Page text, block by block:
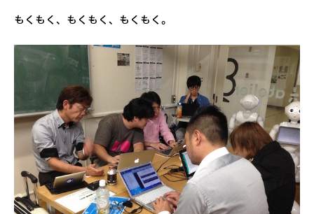
もくもく、もくもく、もくもく。